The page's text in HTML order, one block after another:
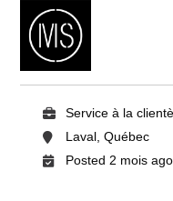
Service à la
Laval, Québec
Posted 2 mois ago